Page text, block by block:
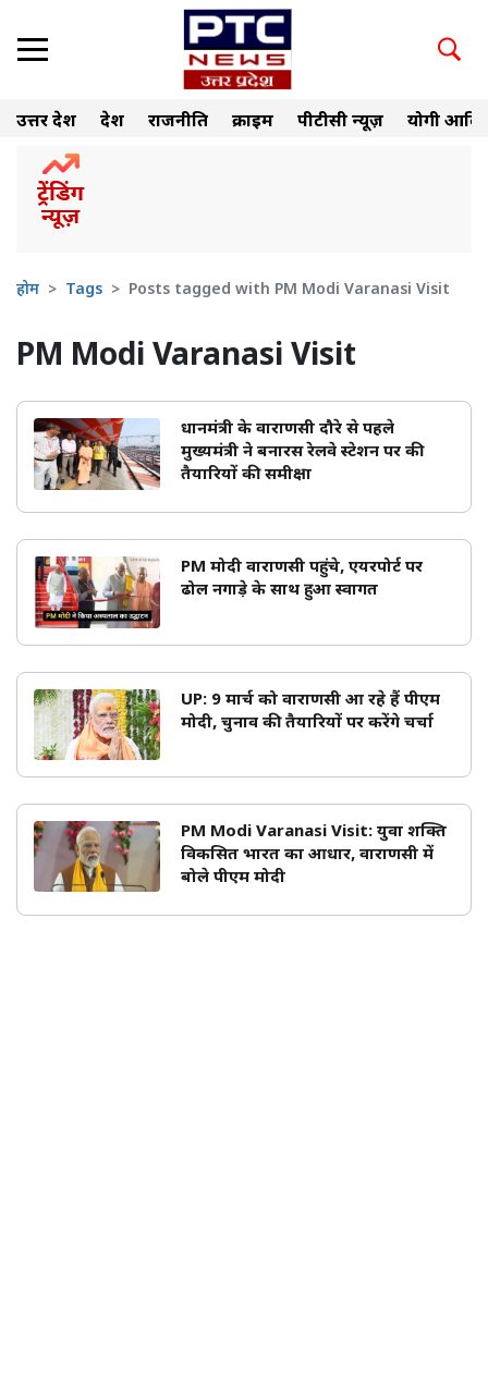
उत्तर प्रदेश देश राजनीति क्राइम पीटीसी न्यूज़ योगी
होम Tags Posts tagged with PM Modi Varanasi Visit
PM Modi Varanasi Visit
प्रधानमंत्री के वाराणसी दौरे से पहले
मुख्यमंत्री ने बनारस रेलवे स्टेशन पर की
तैयारियों की समीक्षा
PM मोदी वाराणसी पहुंचे, एयरपोर्ट पर
ढोल नगाड़े के साथ हुआ स्वागत
UP: 9 मार्च को वाराणसी आ रहे हैं पीएम
मोदी, चुनाव की तैयारियों पर करेंगे चर्चा
PM Modi Varanasi Visit: युवा शक्ति
विकसित भारत का आधार, वाराणसी में
बोले पीएम मोदी